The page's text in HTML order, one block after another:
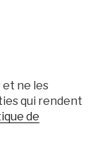
et ne les
qui rendent
de